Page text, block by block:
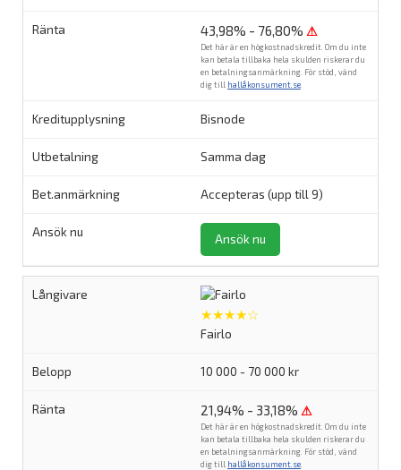
43,98% - 76,80% ⚠
Det här är en högkostnadskredit. Om du inte
kan betala tillbaka hela skulden riskerar du
en betalningsanmärkning. För stöd, vänd
dig till hallåkonsument.se
Bisnode
Samma dag
Accepteras (upp till 9)
Ansök nu
★★★★☆
Fairlo
10 000 - 70 000 kr
21,94% - 33,18% ⚠
Det här är en högkostnadskredit. Om du inte
kan betala tillbaka hela skulden riskerar du
en betalningsanmärkning. För stöd, vänd
dig till hallåkonsument.se